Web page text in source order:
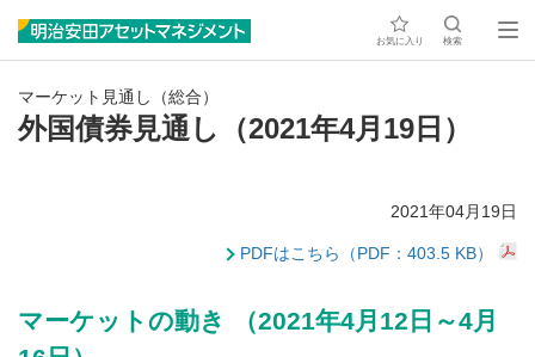
お気に入り 検索
マーケット見通し（総合）
外国債券見通し（2021年4月19日）
2021年04月19日
PDFはこちら（PDF：403.5 KB）
マーケットの動き （2021年4月12日～4月